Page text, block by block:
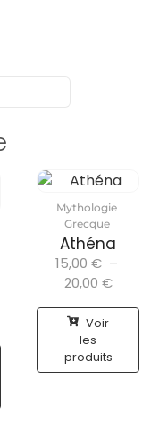
Mythologie
Grecque
Athéna
15,00 € –
20,00 €
Voir
les
produits